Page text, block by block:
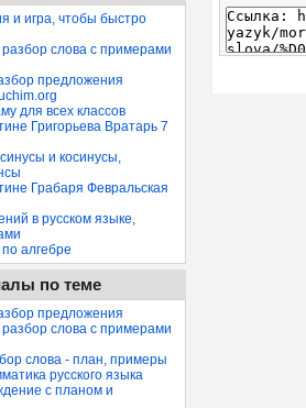
и игра, чтобы быстро
слова с примерами
предложения
для всех классов
Григорьева Вратарь 7
и косинусы,
Грабаря Февральская
в русском языке,
алгебре
по теме
предложения
слова с примерами
слова - план, примеры
русского языка
с планом и